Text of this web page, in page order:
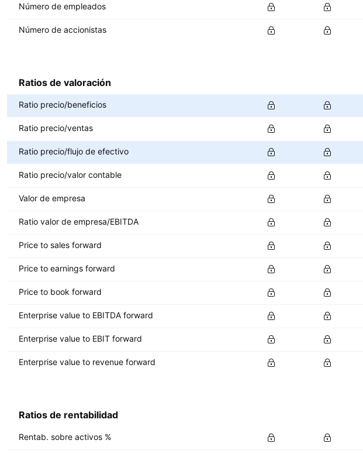
Número de empleados
Número de accionistas
Ratios de valoración
Ratio precio/beneficios
Ratio precio/ventas
Ratio precio/flujo de efectivo
Ratio precio/valor contable
Valor de empresa
Ratio valor de empresa/EBITDA
Price to sales forward
Price to earnings forward
Price to book forward
Enterprise value to EBITDA forward
Enterprise value to EBIT forward
Enterprise value to revenue forward
Ratios de rentabilidad
Rentab. sobre activos %